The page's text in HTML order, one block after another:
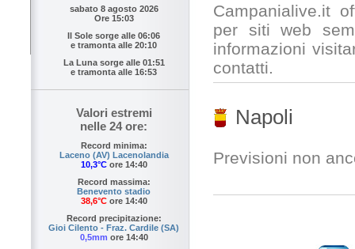
sabato 8 agosto 2026
Ore 15:03
Il Sole sorge alle 06:06
e tramonta alle 20:10
La Luna sorge alle 01:51
e tramonta alle 16:53
Valori estremi
nelle 24 ore:
Record minima:
Laceno (AV) Lacenolandia
10,3°Core 14:40
Record massima:
Benevento stadio
38,6°Core 14:40
Record precipitazione:
Gioi Cilento - Fraz. Cardile (SA)
0,5mm ore 14:40
Campanialive.it
per siti web
informazioni
contatti.
Napoli
Previsioni non